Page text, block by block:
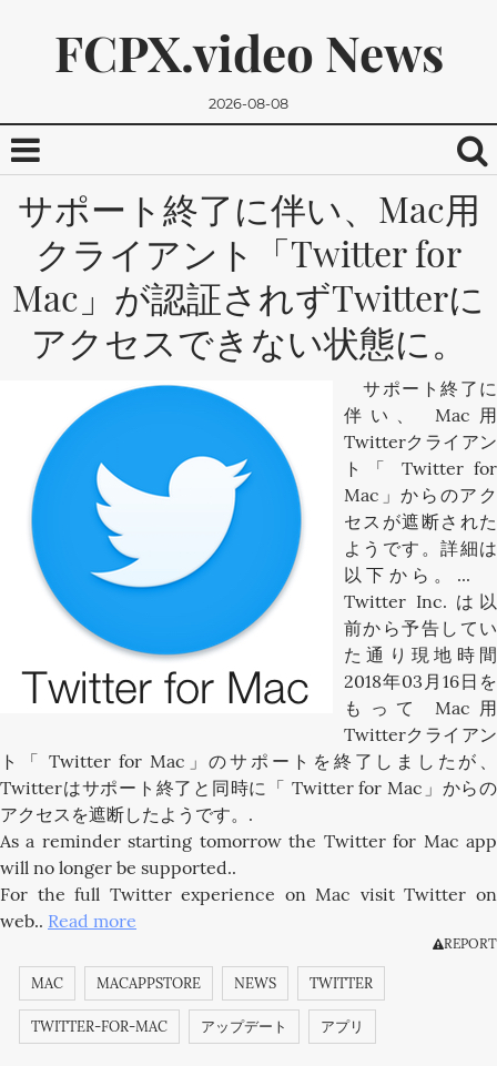
FCPX.video News
2026-08-08
We promise, we won't send you any spam. You can easily
unsubscribe.
サポート終了に伴い、Mac用
クライアント「Twitter for
Mac」が認証されずTwitterに
アクセスできない状態に。
サポート終了に
伴い、 Mac用
Twitterクライアン
ト「 Twitter for
Mac」からのアク
セスが遮断された
ようです。詳細は
以下から。...
Twitter Inc. は以
前から予告してい
た通り現地時間
2018年03月16日を
もって Mac用
Twitterクライアン
ト「 Twitter for Mac」のサポートを終了しましたが、
Twitterはサポート終了と同時に「 Twitter for Mac」からの
アクセスを遮断したようです。.
As a reminder starting tomorrow the Twitter for Mac app
will no longer be supported..
For the full Twitter experience on Mac visit Twitter on
web.. Read more
REPORT
MAC MACAPPSTORE NEWS TWITTER
TWITTER-FOR-MAC アップデート アプリ